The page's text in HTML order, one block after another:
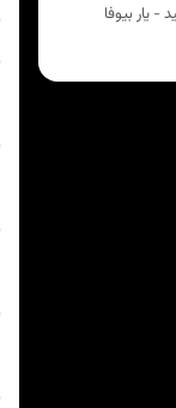
- یار بیوفا